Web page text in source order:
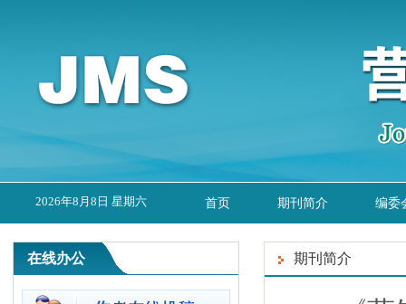
2026年8月8日 星期六 首页 期刊简介 编委
在线办公 期刊简介